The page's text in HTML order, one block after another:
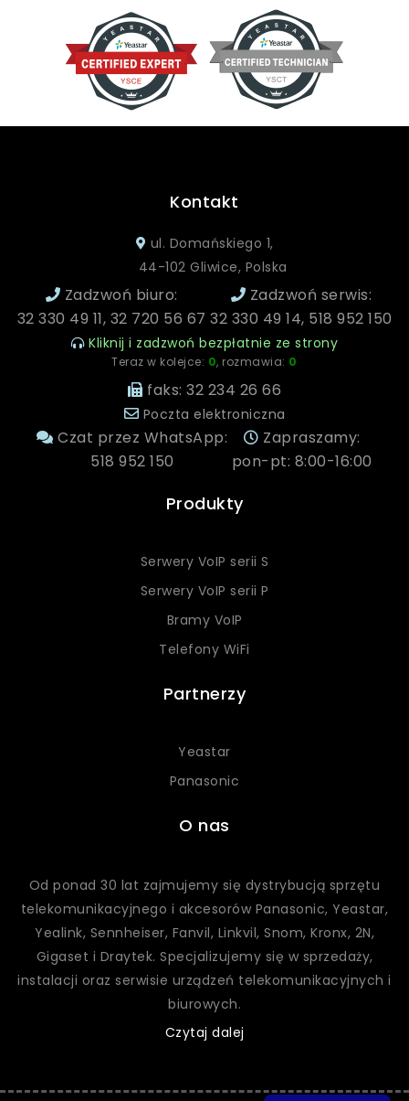
Kontakt
ul. Domańskiego 1,
44-102 Gliwice, Polska
Zadzwoń biuro:
32 330 49 11, 32 720 56 67
Zadzwoń serwis:
32 330 49 14, 518 952 150
Kliknij i zadzwoń bezpłatnie ze strony
Teraz w kolejce: 0, rozmawia: 0
faks: 32 234 26 66
Poczta elektroniczna
Czat przez WhatsApp:
518 952 150
Zapraszamy:
pon-pt: 8:00-16:00
Produkty
Serwery VoIP serii S
Serwery VoIP serii P
Bramy VoIP
Telefony WiFi
Partnerzy
Yeastar
Panasonic
O nas
Od ponad 30 lat zajmujemy się dystrybucją sprzętu
telekomunikacyjnego i akcesorów Panasonic, Yeastar,
Yealink, Sennheiser, Fanvil, Linkvil, Snom, Kronx, 2N,
Gigaset i Draytek. Specjalizujemy się w sprzedaży,
instalacji oraz serwisie urządzeń telekomunikacyjnych i
biurowych.
Czytaj dalej